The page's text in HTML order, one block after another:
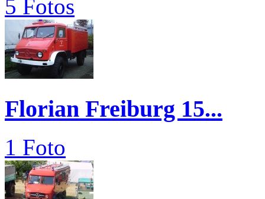
5 Fotos
Florian Freiburg 15...
1 Foto